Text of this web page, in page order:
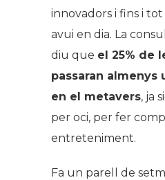
innovadors i fins i
avui en dia. La
diu que el 25% de
passaran almenys
en el metavers, ja
per oci, per fer
entreteniment.
Fa un parell de